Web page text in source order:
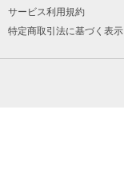
サービス利用規約
特定商取引法に基づく表示